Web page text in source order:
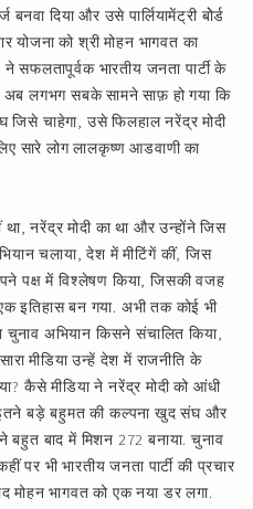
दिया और उसे पार्लियामेंट्री बोेर्ड
योजना को श्री मोहन भागवत का
सफलतापूर्वक भारतीय जनता पार्टी के
अब लगभग सबके सामने साफ़ हो गया कि
चाहेगा, उसे फिलहाल नरेंद्र मोदी
सारे लोग लालकृष्ण आडवाणी का
नरेंद्र मोदी का था और उन्होंने जिस
चलाया, देश में मीटिंगें कीं, जिस
पक्ष में विश्‍लेषण किया, जिसकी वजह
इतिहास बन गया. अभी तक कोई भी
चुनाव अभियान किसने संचालित किया,
मीडिया उन्हें देश में राजनीति के
कैसे मीडिया ने नरेंद्र मोदी को आंधी
बड़े बहुमत की कल्पना खुद संघ और
बहुत बाद में मिशन 272 बनाया. चुनाव
भी भारतीय जनता पार्टी की प्रचार
मोहन भागवत को एक नया डर लगा.